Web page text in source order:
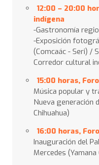
12:00 – 20:00
indígena
-Gastronomía
-Exposición
(Comcaác - Seri) /
Corredor cultural
15:00 horas,
Música popular y
Nueva generación
Chihuahua)
16:00 horas,
Inauguración del
Mercedes (Yamana